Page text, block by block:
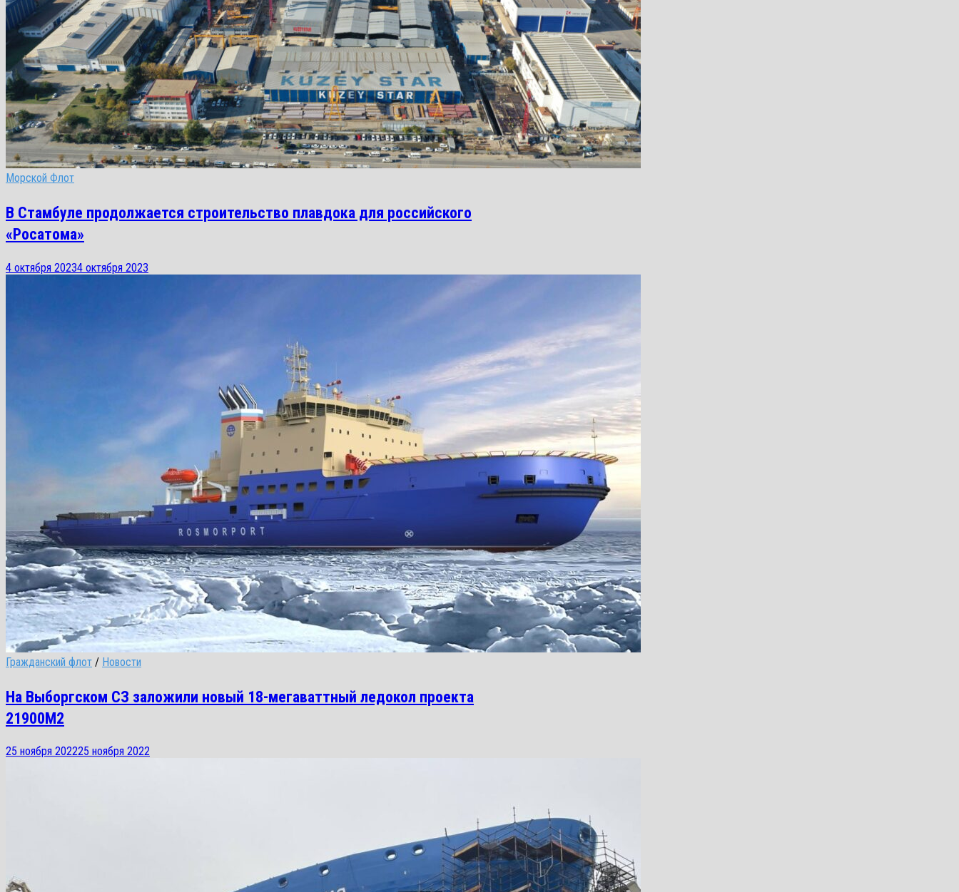
Морской Флот
В Стамбуле продолжается строительство плавдока для российского
«Росатома»
4 октября 20234 октября 2023
Гражданский флот / Новости
На Выборгском СЗ заложили новый 18-мегаваттный ледокол проекта
21900М2
25 ноября 202225 ноября 2022